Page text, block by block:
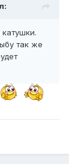
так же